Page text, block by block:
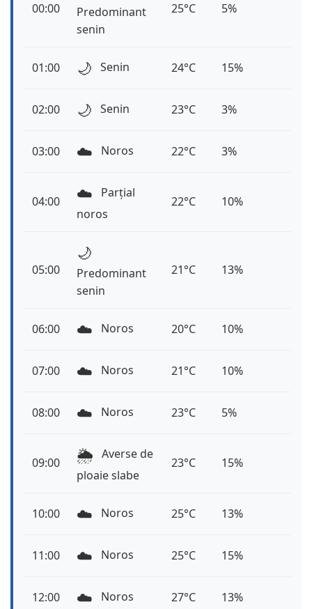
00:00
Predominant
senin
25°C 5%
01:00 🌙 Senin 24°C 15%
02:00 🌙 Senin 23°C 3%
03:00 ☁️ Noros 22°C 3%
04:00 ☁️
Parțial
noros
22°C 10%
05:00
🌙
Predominant
senin
21°C 13%
06:00 ☁️ Noros 20°C 10%
07:00 ☁️ Noros 21°C 10%
08:00 ☁️ Noros 23°C 5%
09:00 🌦️ Averse de
ploaie slabe
23°C 15%
10:00 ☁️ Noros 25°C 13%
11:00 ☁️ Noros 25°C 15%
12:00 ☁️ Noros 27°C 13%